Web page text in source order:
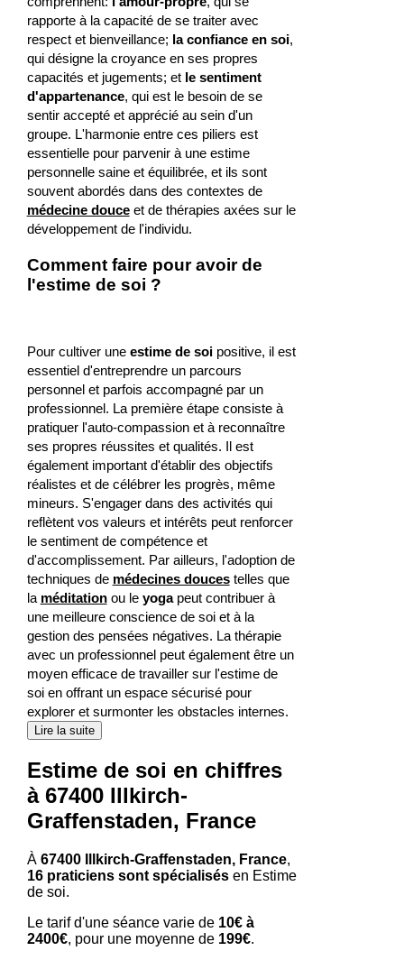
rapporte à la capacité de se traiter avec
respect et bienveillance; la confiance en soi,
qui désigne la croyance en ses propres
capacités et jugements; et le sentiment
d'appartenance, qui est le besoin de se
sentir accepté et apprécié au sein d'un
groupe. L'harmonie entre ces piliers est
essentielle pour parvenir à une estime
personnelle saine et équilibrée, et ils sont
souvent abordés dans des contextes de
médecine douceet de thérapies axées sur le
développement de l'individu.
Comment faire pour avoir de
l'estime de soi ?
Pour cultiver une estime de soipositive, il est
essentiel d'entreprendre un parcours
personnel et parfois accompagné par un
professionnel. La première étape consiste à
pratiquer l'auto-compassion et à reconnaître
ses propres réussites et qualités. Il est
également important d'établir des objectifs
réalistes et de célébrer les progrès, même
mineurs. S'engager dans des activités qui
reflètent vos valeurs et intérêts peut renforcer
le sentiment de compétence et
d'accomplissement. Par ailleurs, l'adoption de
techniques de médecines doucestelles que
la méditationou le yogapeut contribuer à
une meilleure conscience de soi et à la
gestion des pensées négatives. La thérapie
avec un professionnel peut également être un
moyen efficace de travailler sur l'estime de
soi en offrant un espace sécurisé pour
explorer et surmonter les obstacles internes.
Lire la suite
Estime de soi en chiffres
à 67400 Illkirch-
Graffenstaden, France
À 67400 Illkirch-Graffenstaden, France,
16 praticiens sont spécialisésen Estime
de soi.
Le tarif d'une séance varie de 10€ à
2400€, pour une moyenne de 199€.